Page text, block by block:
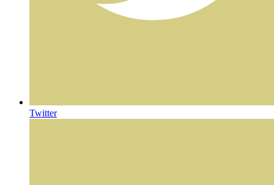
Twitter